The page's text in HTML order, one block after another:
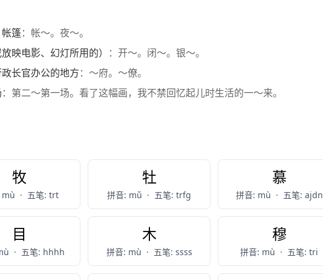
篷：帐～。夜～。
映电影、幻灯所用的）
：开～。闭～。银～。
长官办公的地方：～府。～僚。
：第二～第一场。看了这幅画，我不禁回忆起儿时生活的一～来。
牧
mù · 五笔: trt
牡
拼音: mǔ · 五笔: trfg
慕
拼音: mù · 五笔: ajdn
目
· 五笔: hhhh
木
拼音: mù · 五笔: ssss
穆
拼音: mù · 五笔: tri